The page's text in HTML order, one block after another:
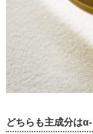
どちらも主成分はα-